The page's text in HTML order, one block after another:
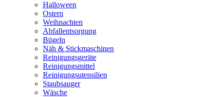
Halloween
Ostern
Weihnachten
Abfallentsorgung
Bügeln
Näh & Stickmaschinen
Reinigungsgeräte
Reinigungsmittel
Reinigungsutensilien
Staubsauger
Wäsche